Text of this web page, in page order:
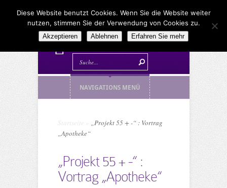
NAVIGATIONS MENÜ
Startseite
„Projekt 55 + -“ : Vortrag
„Apotheke“
„Projekt 55 + -“ :
Vortrag „Apotheke“
Diese Website benutzt Cookies. Wenn Sie die Website weiter
nutzen, stimmen Sie der Verwendung von Cookies zu.
Akzeptieren Ablehnen Erfahren Sie mehr